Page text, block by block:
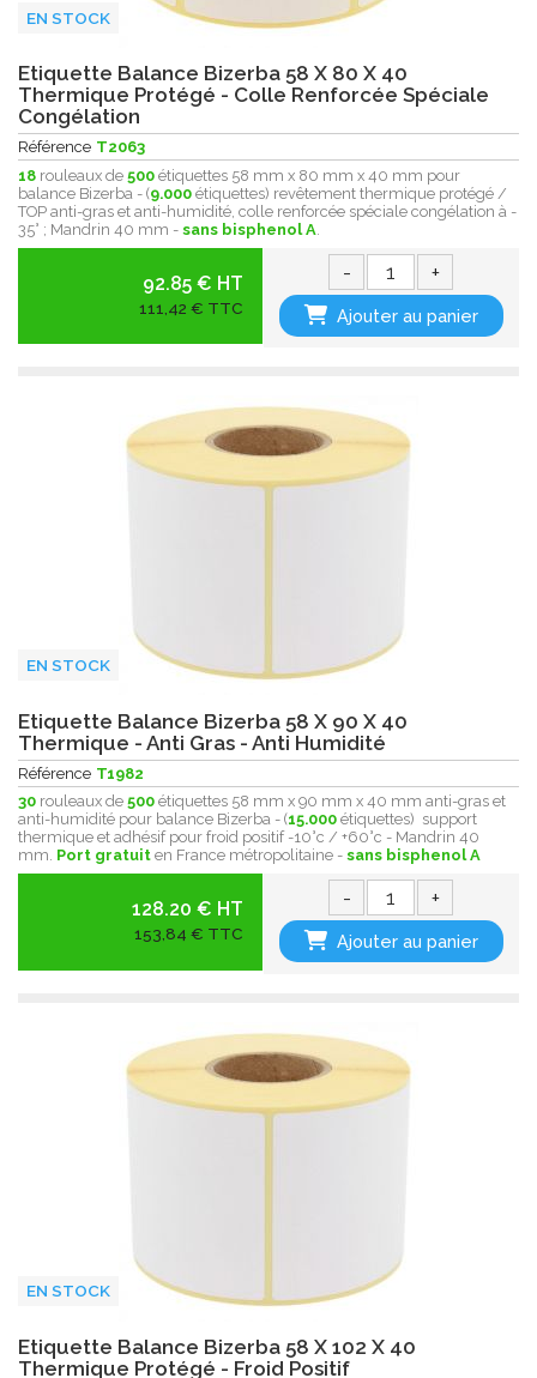
EN STOCK
Etiquette Balance Bizerba 58 X 80 X 40
Thermique Protégé - Colle Renforcée Spéciale
Congélation
Référence T2063
18 rouleaux de 500 étiquettes 58 mm x 80 mm x 40 mm pour
balance Bizerba - (9.000 étiquettes) revêtement thermique protégé /
TOP anti-gras et anti-humidité, colle renforcée spéciale congélation à -
35° ; Mandrin 40 mm - sans bisphenol A.
92.85 € HT
111,42 € TTC
- +
Ajouter au panier
EN STOCK
Etiquette Balance Bizerba 58 X 90 X 40
Thermique - Anti Gras - Anti Humidité
Référence T1982
30 rouleaux de 500 étiquettes 58 mm x 90 mm x 40 mm anti-gras et
anti-humidité pour balance Bizerba - (15.000 étiquettes) support
thermique et adhésif pour froid positif -10°c / +60°c - Mandrin 40
mm. Port gratuit en France métropolitaine - sans bisphenol A
128.20 € HT
153,84 € TTC
- +
Ajouter au panier
EN STOCK
Etiquette Balance Bizerba 58 X 102 X 40
Thermique Protégé - Froid Positif